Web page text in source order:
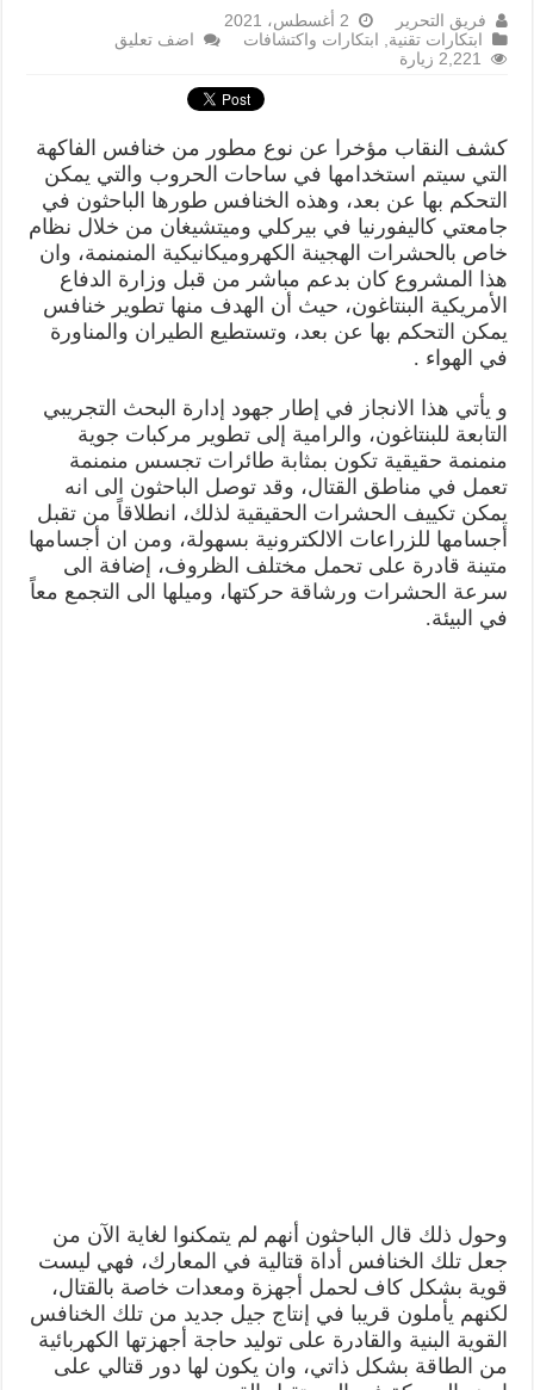
فريق التحرير
2 أغسطس، 2021
ابتكارات تقنية, ابتكارات واكتشافات
اضف تعليق
2,221 زيارة
كشف النقاب مؤخرا عن نوع مطور من خنافس الفاكهة
التي سيتم استخدامها في ساحات الحروب والتي يمكن
التحكم بها عن بعد، وهذه الخنافس طورها الباحثون في
جامعتي كاليفورنيا في بيركلي وميتشيغان من خلال نظام
خاص بالحشرات الهجينة الكهروميكانيكية المنمنمة، وان
هذا المشروع كان بدعم مباشر من قبل وزارة الدفاع
الأمريكية البنتاغون، حيث أن الهدف منها تطوير خنافس
يمكن التحكم بها عن بعد، وتستطيع الطيران والمناورة
في الهواء .
و يأتي هذا الانجاز في إطار جهود إدارة البحث التجريبي
التابعة للبنتاغون، والرامية إلى تطوير مركبات جوية
منمنمة حقيقية تكون بمثابة طائرات تجسس منمنمة
تعمل في مناطق القتال، وقد توصل الباحثون الى انه
يمكن تكييف الحشرات الحقيقية لذلك، انطلاقاً من تقبل
أجسامها للزراعات الالكترونية بسهولة، ومن ان أجسامها
متينة قادرة على تحمل مختلف الظروف، إضافة الى
سرعة الحشرات ورشاقة حركتها، وميلها الى التجمع معاً
في البيئة.
وحول ذلك قال الباحثون أنهم لم يتمكنوا لغاية الآن من
جعل تلك الخنافس أداة قتالية في المعارك، فهي ليست
قوية بشكل كاف لحمل أجهزة ومعدات خاصة بالقتال،
لكنهم يأملون قريبا في إنتاج جيل جديد من تلك الخنافس
القوية البنية والقادرة على توليد حاجة أجهزتها الكهربائية
من الطاقة بشكل ذاتي، وان يكون لها دور قتالي على